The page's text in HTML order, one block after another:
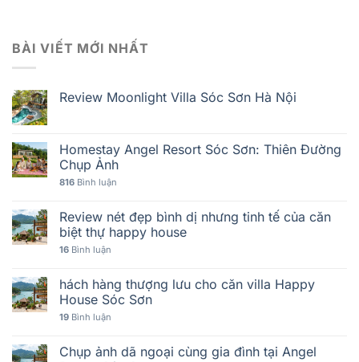
BÀI VIẾT MỚI NHẤT
Review Moonlight Villa Sóc Sơn Hà Nội
Homestay Angel Resort Sóc Sơn: Thiên Đường
Chụp Ảnh
816 Bình luận
Review nét đẹp bình dị nhưng tinh tế của căn
biệt thự happy house
16 Bình luận
hách hàng thượng lưu cho căn villa Happy
House Sóc Sơn
19 Bình luận
Chụp ảnh dã ngoại cùng gia đình tại Angel